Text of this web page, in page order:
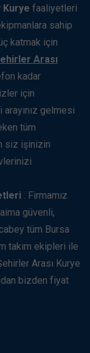
Kurye faaliyetleri
sahip
katmak için
Arası
kadar
için
gelmesi
tüm
siz işinizin
: Firmamız
güvenli,
tüm Bursa
takım ekipleri ile
Arası Kurye
bizden fiyat